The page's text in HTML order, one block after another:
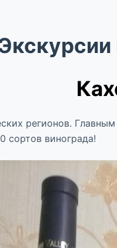
регионов.
сортов винограда!